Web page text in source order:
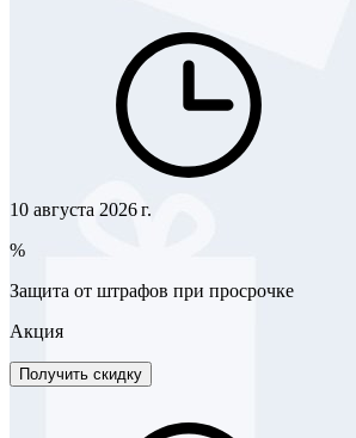
10 августа 2026 г.
%
Защита от штрафов при просрочке
Акция
Получить скидку